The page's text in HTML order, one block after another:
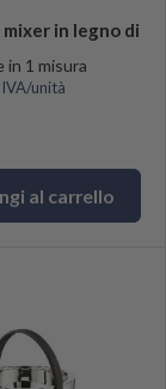
in legno di
in 1 misura
IVA/unità
al carrello